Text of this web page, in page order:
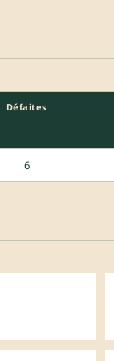
Défaites
6